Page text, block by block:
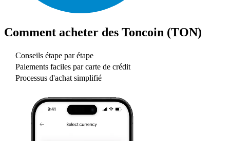
Comment acheter des Toncoin (TON)
Conseils étape par étape
Paiements faciles par carte de crédit
Processus d'achat simplifié